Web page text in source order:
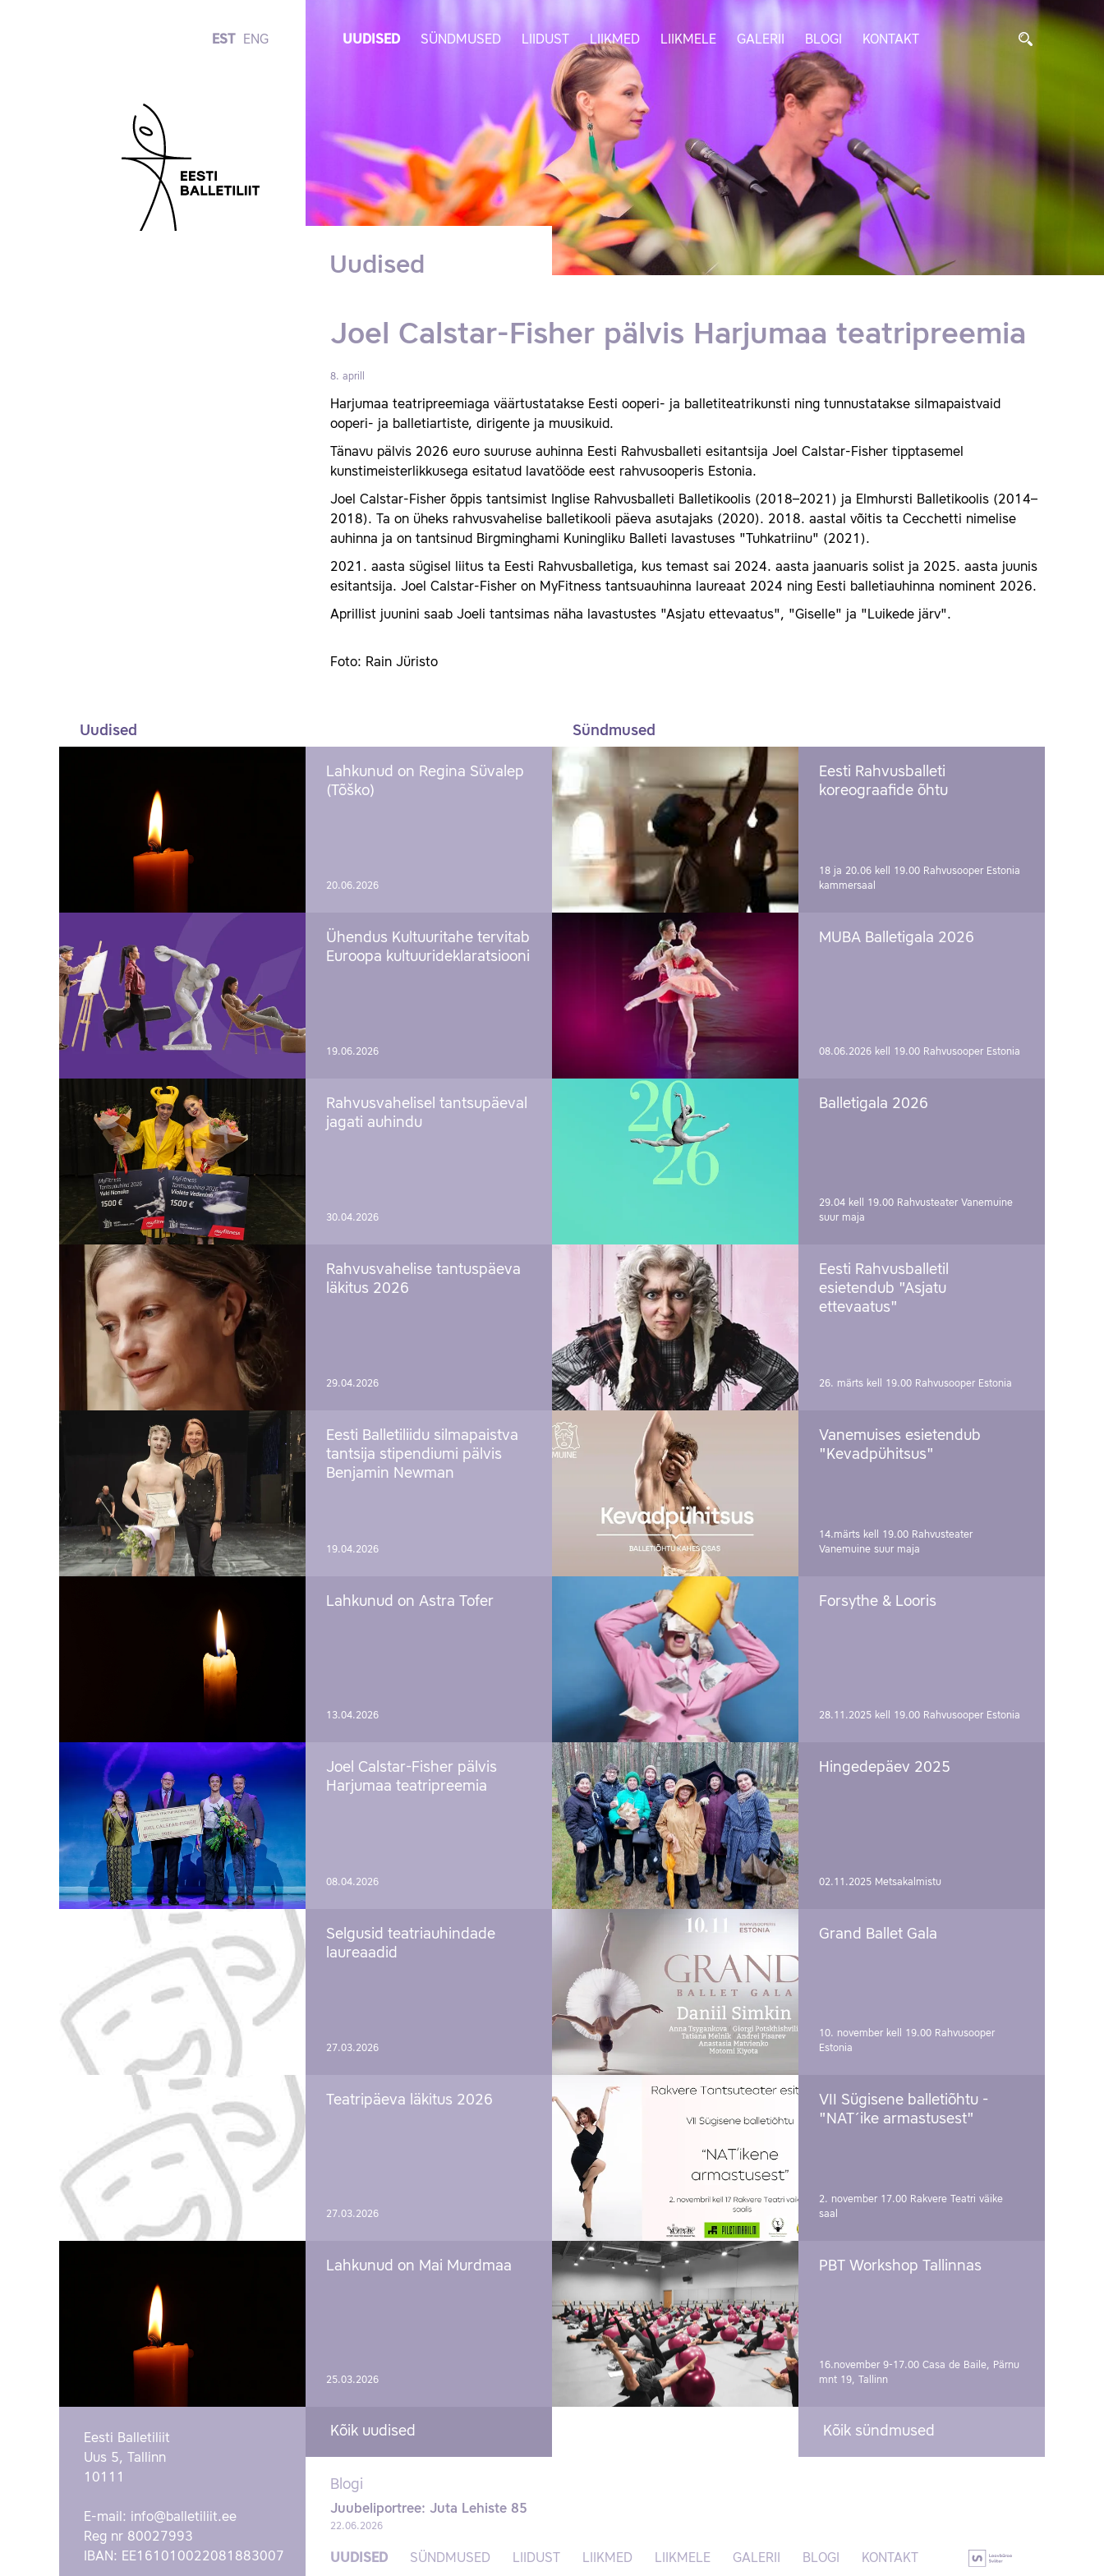
EST ENG UUDISED SÜNDMUSED LIIDUST LIIKMED LIIKMELE GALERII BLOGI KONTAKT
Uudised
Joel Calstar-Fisher pälvis Harjumaa teatripreemia
8. aprill
Harjumaa teatripreemiaga väärtustatakse Eesti ooperi- ja balletiteatrikunsti ning tunnustatakse silmapaistvaid
ooperi- ja balletiartiste, dirigente ja muusikuid.
Tänavu pälvis 2026 euro suuruse auhinna Eesti Rahvusballeti esitantsija Joel Calstar-Fisher tipptasemel
kunstimeisterlikkusega esitatud lavatööde eest rahvusooperis Estonia.
Joel Calstar-Fisher õppis tantsimist Inglise Rahvusballeti Balletikoolis (2018–2021) ja Elmhursti Balletikoolis (2014–
2018). Ta on üheks rahvusvahelise balletikooli päeva asutajaks (2020). 2018. aastal võitis ta Cecchetti nimelise
auhinna ja on tantsinud Birgminghami Kuningliku Balleti lavastuses "Tuhkatriinu" (2021).
2021. aasta sügisel liitus ta Eesti Rahvusballetiga, kus temast sai 2024. aasta jaanuaris solist ja 2025. aasta juunis
esitantsija. Joel Calstar-Fisher on MyFitness tantsuauhinna laureaat 2024 ning Eesti balletiauhinna nominent 2026.
Aprillist juunini saab Joeli tantsimas näha lavastustes "Asjatu ettevaatus", "Giselle" ja "Luikede järv".
Foto: Rain Jüristo
Uudised
Lahkunud on Regina Süvalep
(Tõško)
20.06.2026
Ühendus Kultuuritahe tervitab
Euroopa kultuurideklaratsiooni
19.06.2026
Rahvusvahelisel tantsupäeval
jagati auhindu
30.04.2026
Rahvusvahelise tantuspäeva
läkitus 2026
29.04.2026
Eesti Balletiliidu silmapaistva
tantsija stipendiumi pälvis
Benjamin Newman
19.04.2026
Lahkunud on Astra Tofer
13.04.2026
Joel Calstar-Fisher pälvis
Harjumaa teatripreemia
08.04.2026
Selgusid teatriauhindade
laureaadid
27.03.2026
Teatripäeva läkitus 2026
27.03.2026
Lahkunud on Mai Murdmaa
25.03.2026
Kõik uudised
Sündmused
Eesti Rahvusballeti
koreograafide õhtu
18 ja 20.06 kell 19.00 Rahvusooper Estonia
kammersaal
MUBA Balletigala 2026
08.06.2026 kell 19.00 Rahvusooper Estonia
Balletigala 2026
29.04 kell 19.00 Rahvusteater Vanemuine
suur maja
Eesti Rahvusballetil
esietendub "Asjatu
ettevaatus"
26. märts kell 19.00 Rahvusooper Estonia
Vanemuises esietendub
"Kevadpühitsus"
14.märts kell 19.00 Rahvusteater
Vanemuine suur maja
Forsythe & Looris
28.11.2025 kell 19.00 Rahvusooper Estonia
Hingedepäev 2025
02.11.2025 Metsakalmistu
Grand Ballet Gala
10. november kell 19.00 Rahvusooper
Estonia
VII Sügisene balletiõhtu -
"NAT´ike armastusest"
2. november 17.00 Rakvere Teatri väike
saal
PBT Workshop Tallinnas
16.november 9-17.00 Casa de Baile, Pärnu
mnt 19, Tallinn
Kõik sündmused
Eesti Balletiliit
Uus 5, Tallinn
10111
E-mail: info@balletiliit.ee
Reg nr 80027993
IBAN: EE161010022081883007
Blogi
Juubeliportree: Juta Lehiste 85
22.06.2026
UUDISED SÜNDMUSED LIIDUST LIIKMED LIIKMELE GALERII BLOGI KONTAKT